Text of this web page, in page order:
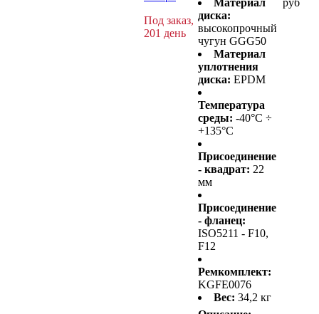
Под заказ,
201 день
диска:
высокопрочный
чугун GGG50
Материал
уплотнения
диска: EPDM
Температура
среды: -40°C ÷
+135°C
Присоединение
- квадрат: 22
мм
Присоединение
- фланец:
ISO5211 - F10,
F12
Ремкомплект:
KGFE0076
Вес: 34,2 кг